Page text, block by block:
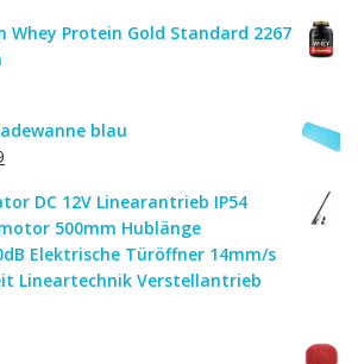
Protein Gold Standard 2267
blau
ist:
CHF 11.99.
DC 12V Linearantrieb IP54
500mm Hublänge
Elektrische Türöffner 14mm/s
Lineartechnik Verstellantrieb